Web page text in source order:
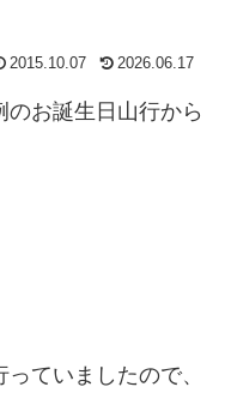
2015.10.07 2026.06.17
お誕生日山行から
ていましたので、